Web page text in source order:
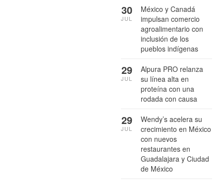
México y Canadá
impulsan comercio
agroalimentario con
inclusión de los
pueblos indígenas
30
JUL
Alpura PRO relanza
su línea alta en
proteína con una
rodada con causa
29
JUL
Wendy’s acelera su
crecimiento en México
con nuevos
restaurantes en
Guadalajara y Ciudad
de México
29
JUL